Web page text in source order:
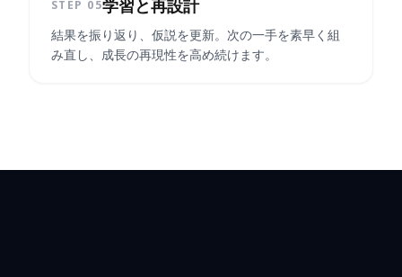
STEP 05学習と再設計
結果を振り返り、仮説を更新。次の一手を素早く組
み直し、成長の再現性を高め続けます。